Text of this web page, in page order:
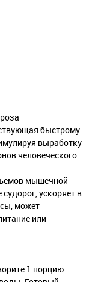
быстрому
выработку
человеческого
мышечной
ускоряет в
может
или
1 порцию